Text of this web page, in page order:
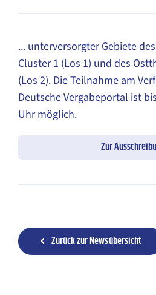
... unterversorgter Gebiete
Cluster 1 (Los 1) und des
(Los 2). Die Teilnahme am
Deutsche Vergabeportal ist
Uhr möglich.
Zur
Zurück zur Newsübersicht